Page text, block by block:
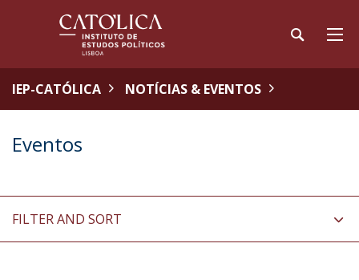
IEP-CATÓLICA NOTÍCIAS & EVENTOS
Eventos
FILTER AND SORT